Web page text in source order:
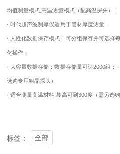
均值测量模式,高温测量模式（配高温探头）；
· 时代超声波测厚仪适用于管材厚度测量；
· 人性化数据保存模式：可分组保存并可选择
化操作；
· 大容量数据存储：数据存储量可达2000组；
选购专用粗晶探头）
· 适合测量高温材料,蕞高可到300度（需另选
标签： 全部